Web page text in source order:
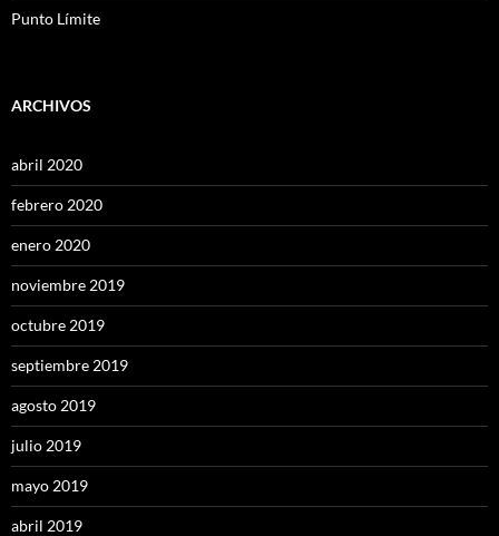
Punto Límite
ARCHIVOS
abril 2020
febrero 2020
enero 2020
noviembre 2019
octubre 2019
septiembre 2019
agosto 2019
julio 2019
mayo 2019
abril 2019